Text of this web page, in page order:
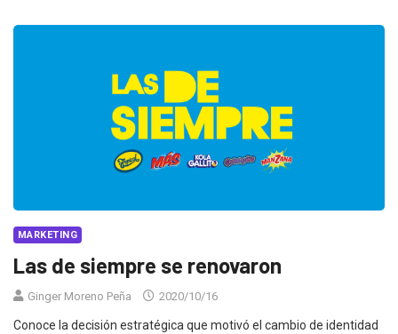
MARKETING
Las de siempre se renovaron
Ginger Moreno Peña 2020/10/16
Conoce la decisión estratégica que motivó el cambio de identidad